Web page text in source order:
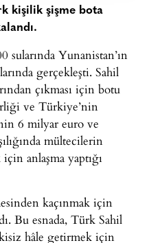
kişilik şişme bota
sularında Yunanistan’ın
gerçekleşti. Sahil
çıkması için botu
ve Türkiye’nin
6 milyar euro ve
mültecilerin
anlaşma yaptığı
kaçınmak için
Bu esnada, Türk Sahil
hâle getirmek için